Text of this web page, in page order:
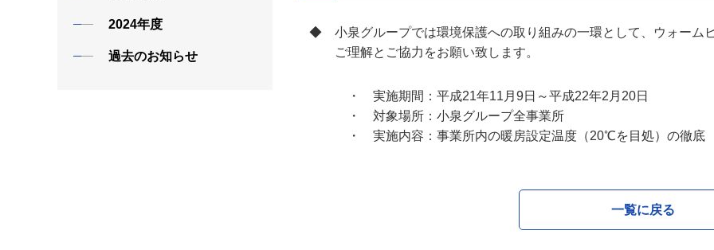
2024年度
過去のお知らせ
◆ 小泉グループでは環境保護への取り組みの一環として、ウォームビ
ご理解とご協力をお願い致します。
・ 実施期間：平成21年11月9日～平成22年2月20日
・ 対象場所：小泉グループ全事業所
・ 実施内容：事業所内の暖房設定温度（20℃を目処）の徹底
一覧に戻る